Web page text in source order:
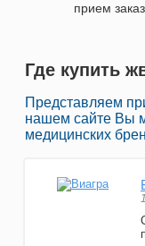
прием
Где купить
Представляем
нашем сайте Вы
медицинских